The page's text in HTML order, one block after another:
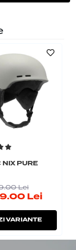
NIX PURE
Lei
Lei
VARIANTE